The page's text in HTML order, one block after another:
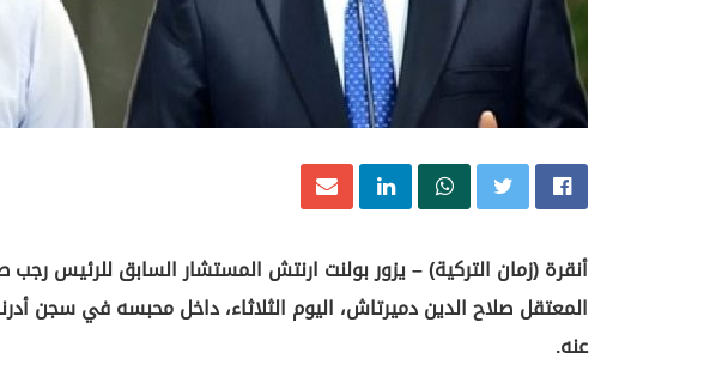
أنقرة (زمان التركية) – يزور بولنت ارنتش المستشار السابق للرئيس
المعتقل صلاح الدين دميرتاش، اليوم الثلاثاء، داخل محبسه في سجن
عنه.